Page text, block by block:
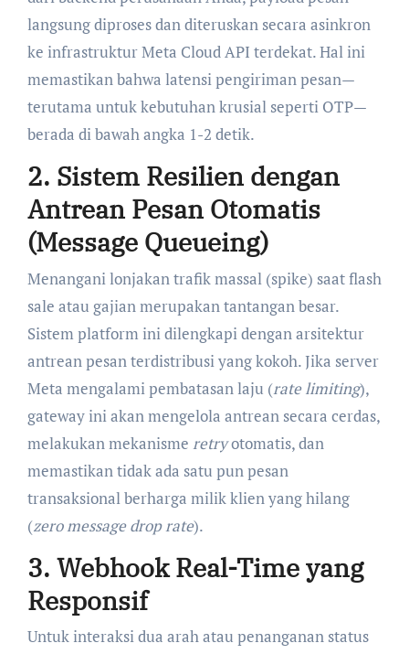
langsung diproses dan diteruskan secara asinkron
ke infrastruktur Meta Cloud API terdekat. Hal ini
memastikan bahwa latensi pengiriman pesan—
terutama untuk kebutuhan krusial seperti OTP—
berada di bawah angka 1-2 detik.
2. Sistem Resilien dengan
Antrean Pesan Otomatis
(Message Queueing)
Menangani lonjakan trafik massal (spike) saat flash
sale atau gajian merupakan tantangan besar.
Sistem platform ini dilengkapi dengan arsitektur
antrean pesan terdistribusi yang kokoh. Jika server
Meta mengalami pembatasan laju (rate limiting),
gateway ini akan mengelola antrean secara cerdas,
melakukan mekanisme retryotomatis, dan
memastikan tidak ada satu pun pesan
transaksional berharga milik klien yang hilang
(zero message drop rate).
3. Webhook Real-Time yang
Responsif
Untuk interaksi dua arah atau penanganan status